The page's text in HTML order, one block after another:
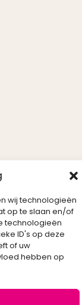
wij technologieën
op te slaan en/of
technologieën
ID's op deze
of uw
hebben op